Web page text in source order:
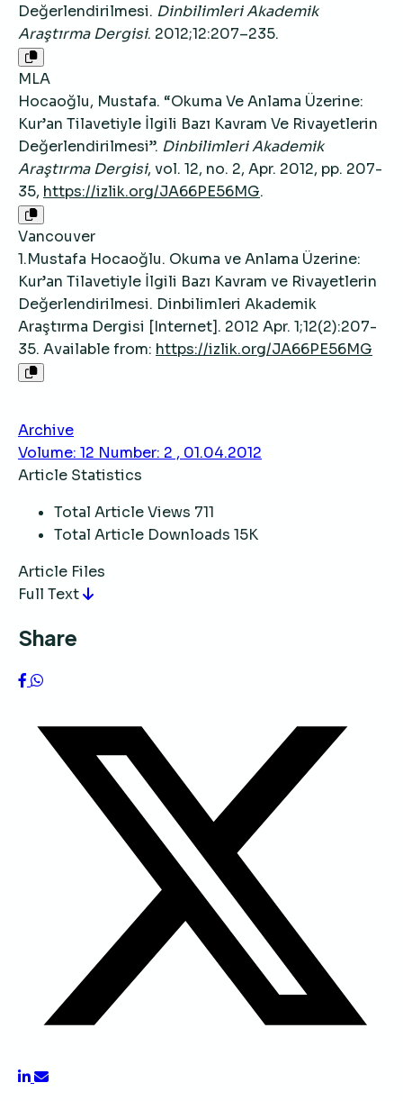
Değerlendirilmesi. Dinbilimleri Akademik
Araştırma Dergisi. 2012;12:207–235.
MLA
Hocaoğlu, Mustafa. “Okuma Ve Anlama Üzerine:
Kur’an Tilavetiyle İlgili Bazı Kavram Ve Rivayetlerin
Değerlendirilmesi”. Dinbilimleri Akademik
Araştırma Dergisi, vol. 12, no. 2, Apr. 2012, pp. 207-
35, https://izlik.org/JA66PE56MG.
Vancouver
1.Mustafa Hocaoğlu. Okuma ve Anlama Üzerine:
Kur’an Tilavetiyle İlgili Bazı Kavram ve Rivayetlerin
Değerlendirilmesi. Dinbilimleri Akademik
Araştırma Dergisi [Internet]. 2012 Apr. 1;12(2):207-
35. Available from: https://izlik.org/JA66PE56MG
Archive
Volume: 12 Number: 2 , 01.04.2012
Article Statistics
Total Article Views 711
Total Article Downloads 15K
Article Files
Full Text
Share